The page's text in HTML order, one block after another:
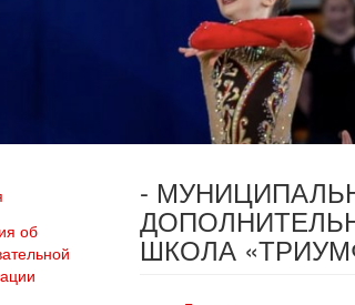
об
-
ШКОЛА